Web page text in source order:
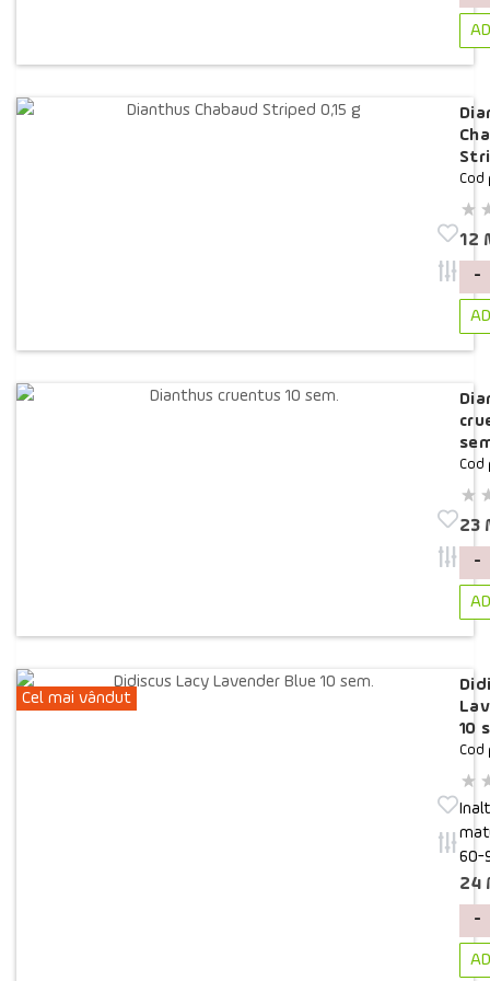
Cod
12
-
Cod
23
-
Cel mai vândut
10
Cod
60-
24
-